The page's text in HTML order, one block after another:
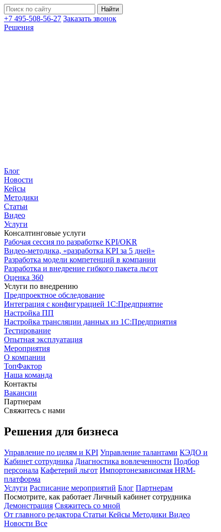
+7 495-508-56-27 Заказать звонок
Решения
Блог
Новости
Кейсы
Методики
Статьи
Видео
Услуги
Консалтинговые услуги
Рабочая сессия по разработке KPI/OKR
Видео-методика, «разработка KPI за 5 дней»
Разработка модели компетенций в компании
Разработка и внедрение гибкого пакета льгот
Оценка 360
Услуги по внедрению
Предпроектное обследование
Интеграция с конфигурацией 1С:Предприятие
Настройка ПП
Настройка трансляции данных из 1С:Предприятия
Тестирование
Опытная эксплуатация
Мероприятия
О компании
ТопФактор
Наша команда
Контакты
Вакансии
Партнерам
Свяжитесь с нами
Решения для бизнеса
Управление по целям и KPI Управление талантами КЭДО и
Кабинет сотрудника Диагностика вовлеченности Подбор
персонала Кафетерий льгот Импортонезависимая HRM-
платформа
Услуги Расписание мероприятий Блог Партнерам
Посмотрите, как работает Личный кабинет сотрудника
Демонстрация Свяжитесь со мной
От главного редактора Статьи Кейсы Методики Видео
Новости Все